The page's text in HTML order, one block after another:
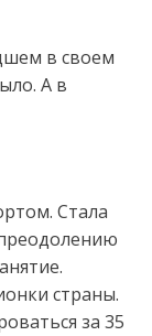
в своем
А в
Стала
страны.
за 35